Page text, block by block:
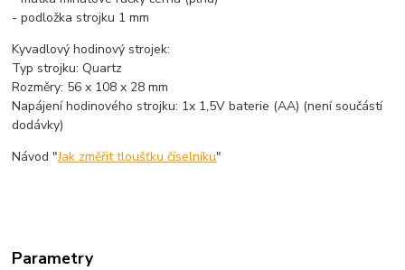
- podložka strojku 1 mm
Kyvadlový hodinový strojek:
Typ strojku: Quartz
Rozměry: 56 x 108 x 28 mm
Napájení hodinového strojku: 1x 1,5V baterie (AA) (není součástí
dodávky)
Návod "Jak změřit tloušťku číselníku"
Parametry